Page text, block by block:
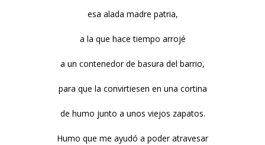
esa alada madre patria,
a la que hace tiempo arrojé
a un contenedor de basura del barrio,
para que la convirtiesen en una cortina
de humo junto a unos viejos zapatos.
Humo que me ayudó a poder atravesar